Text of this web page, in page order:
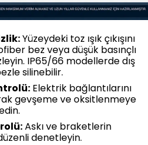
Yüzeydeki toz ışık çıkışını
bez veya düşük basınçlı
IP65/66 modellerde dış
silinebilir.
Elektrik bağlantılarını
gevşeme ve oksitlenmeye
Askı ve braketlerin
denetleyin.